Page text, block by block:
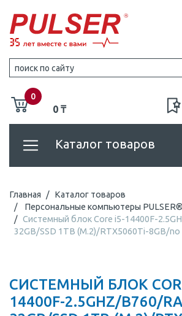
0
0 ₸
Каталог товаров
Главная
Каталог товаров
Персональные компьютеры
Системный блок Core i5-14400F-
32GB/SSD 1TB (M.2)/RTX5060Ti-8GB/
СИСТЕМНЫЙ БЛОК
14400F-2.5GHZ/B760/